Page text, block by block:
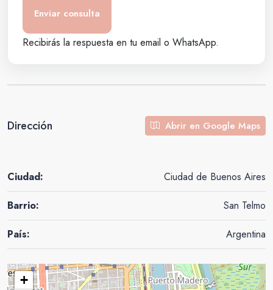
Recibirás la respuesta en tu email o WhatsApp.
Dirección Abrir en Google Maps
Ciudad: Ciudad de Buenos Aires
Barrio: San Telmo
País: Argentina
+